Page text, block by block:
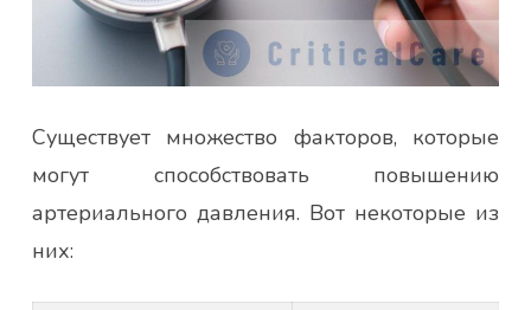
Существует множество факторов, которые
могут способствовать повышению
артериального давления. Вот некоторые из
них: